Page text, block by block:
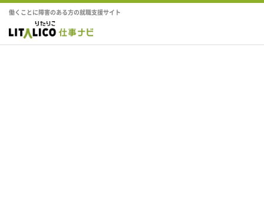
働くことに障害のある方の就職支援サイト